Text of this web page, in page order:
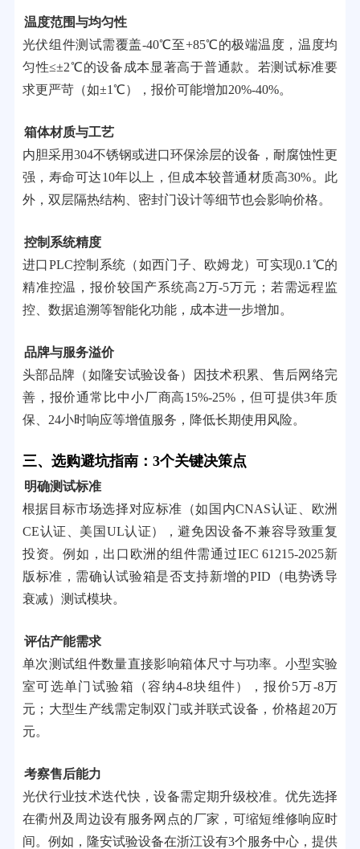
温度范围与均匀性
光伏组件测试需覆盖-40℃至+85℃的极端温度，温度均
匀性≤±2℃的设备成本显著高于普通款。若测试标准要
求更严苛（如±1℃），报价可能增加20%-40%。
箱体材质与工艺
内胆采用304不锈钢或进口环保涂层的设备，耐腐蚀性更
强，寿命可达10年以上，但成本较普通材质高30%。此
外，双层隔热结构、密封门设计等细节也会影响价格。
控制系统精度
进口PLC控制系统（如西门子、欧姆龙）可实现0.1℃的
精准控温，报价较国产系统高2万-5万元；若需远程监
控、数据追溯等智能化功能，成本进一步增加。
品牌与服务溢价
头部品牌（如隆安试验设备）因技术积累、售后网络完
善，报价通常比中小厂商高15%-25%，但可提供3年质
保、24小时响应等增值服务，降低长期使用风险。
三、选购避坑指南：3个关键决策点
明确测试标准
根据目标市场选择对应标准（如国内CNAS认证、欧洲
CE认证、美国UL认证），避免因设备不兼容导致重复
投资。例如，出口欧洲的组件需通过IEC 61215-2025新
版标准，需确认试验箱是否支持新增的PID（电势诱导
衰减）测试模块。
评估产能需求
单次测试组件数量直接影响箱体尺寸与功率。小型实验
室可选单门试验箱（容纳4-8块组件），报价5万-8万
元；大型生产线需定制双门或并联式设备，价格超20万
元。
考察售后能力
光伏行业技术迭代快，设备需定期升级校准。优先选择
在衢州及周边设有服务网点的厂家，可缩短维修响应时
间。例如，隆安试验设备在浙江设有3个服务中心，提供